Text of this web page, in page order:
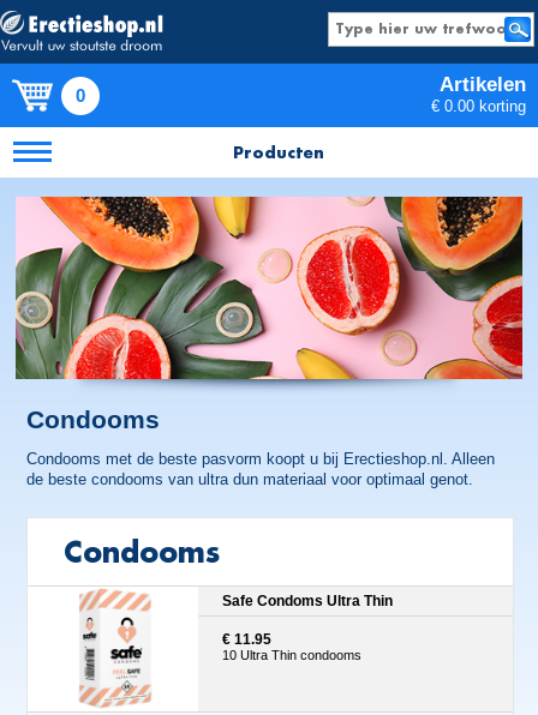
0 Artikelen
€ 0.00 korting
Producten
Condooms
Condooms met de beste pasvorm koopt u bij Erectieshop.nl. Alleen
de beste condooms van ultra dun materiaal voor optimaal genot.
Condooms
Safe Condoms Ultra Thin
€ 11.95
10 Ultra Thin condooms